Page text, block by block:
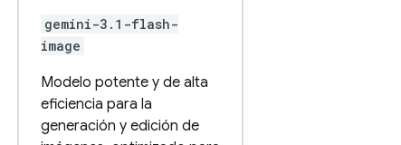
gemini-3.1-flash-
image
Modelo potente y de alta
eficiencia para la
generación y edición de